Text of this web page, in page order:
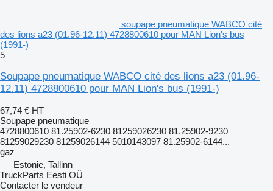
soupape pneumatique WABCO cité
des lions a23 (01.96-12.11) 4728800610 pour MAN Lion's bus
(1991-)
5
Soupape pneumatique WABCO cité des lions a23 (01.96-
12.11) 4728800610 pour MAN Lion's bus (1991-)
67,74 € HT
Soupape pneumatique
4728800610 81.25902-6230 81259026230 81.25902-9230
81259029230 81259026144 5010143097 81.25902-6144...
gaz
Estonie, Tallinn
TruckParts Eesti OÜ
Contacter le vendeur